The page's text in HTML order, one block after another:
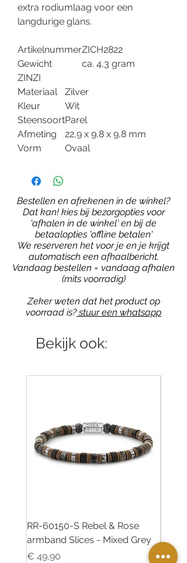
extra rodiumlaag voor een
langdurige glans.
ArtikelnummerZICH2822
Gewicht
ca. 4,3 gram
ZINZI
Materiaal
Zilver
Kleur
Wit
SteensoortParel
Afmeting
22,9 x 9,8 x 9,8 mm
Vorm
Ovaal
Bestellen en afrekenen in de winkel?
Dat kan! kies bij bezorgopties voor
'afhalen in de winkel' en bij de
betaalopties 'offline betalen'
We reserveren het voor je en je krijgt
automatisch een afhaalbericht.
Vandaag bestellen = vandaag afhalen
(mits voorradig)
Zeker weten dat het product op
voorraad is?stuur een whatsapp
Bekijk ook:
RR-60150-S Rebel & Rose
armband Slices - Mixed Grey
Prijs
€ 49,90
Prijs
€